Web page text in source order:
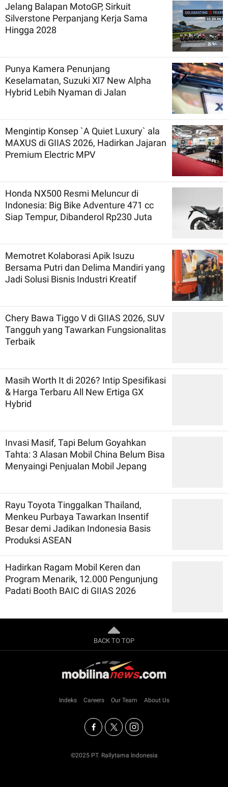
Jelang Balapan MotoGP, Sirkuit
Silverstone Perpanjang Kerja Sama
Hingga 2028
Punya Kamera Penunjang
Keselamatan, Suzuki Xl7 New Alpha
Hybrid Lebih Nyaman di Jalan
Mengintip Konsep `A Quiet Luxury` ala
MAXUS di GIIAS 2026, Hadirkan Jajaran
Premium Electric MPV
Honda NX500 Resmi Meluncur di
Indonesia: Big Bike Adventure 471 cc
Siap Tempur, Dibanderol Rp230 Juta
Memotret Kolaborasi Apik Isuzu
Bersama Putri dan Delima Mandiri yang
Jadi Solusi Bisnis Industri Kreatif
Chery Bawa Tiggo V di GIIAS 2026, SUV
Tangguh yang Tawarkan Fungsionalitas
Terbaik
Masih Worth It di 2026? Intip Spesifikasi
& Harga Terbaru All New Ertiga GX
Hybrid
Invasi Masif, Tapi Belum Goyahkan
Tahta: 3 Alasan Mobil China Belum Bisa
Menyaingi Penjualan Mobil Jepang
Rayu Toyota Tinggalkan Thailand,
Menkeu Purbaya Tawarkan Insentif
Besar demi Jadikan Indonesia Basis
Produksi ASEAN
Hadirkan Ragam Mobil Keren dan
Program Menarik, 12.000 Pengunjung
Padati Booth BAIC di GIIAS 2026
BACK TO TOP
Indeks Careers Our Team About Us
©2025 PT. Rallytama Indonesia